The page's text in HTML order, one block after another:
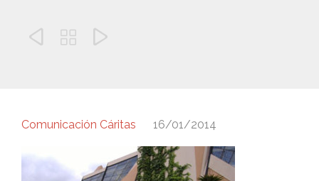
  
Comunicación Cáritas 16/01/2014